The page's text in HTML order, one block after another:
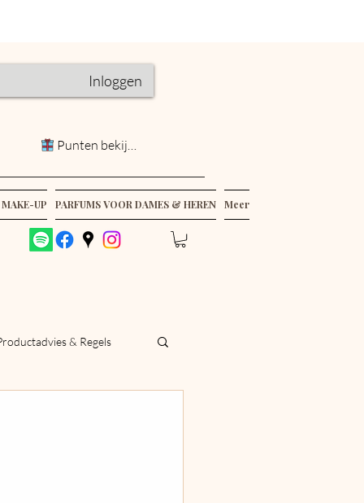
Inloggen
Punten bekijken
UP PARFUMS VOOR DAMES & HEREN Meer
& Regels